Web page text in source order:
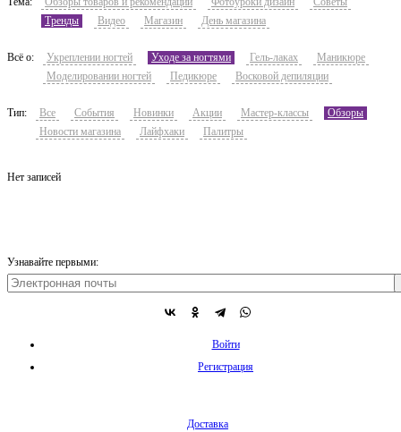
Тренды
Видео Магазин День магазина
Всё о: Укреплении ногтей Уходе за ногтями Гель-лаках
Маникюре
Моделировании ногтей
Педикюре Восковой депиляции
Тип: Все События Новинки Акции Мастер-классы
Обзоры
Новости магазина
Лайфхаки Палитры
Нет записей
Узнавайте первыми:
Войти
Регистрация
Доставка